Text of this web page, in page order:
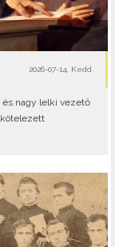
2026-07-14, Kedd
és nagy lelki vezető